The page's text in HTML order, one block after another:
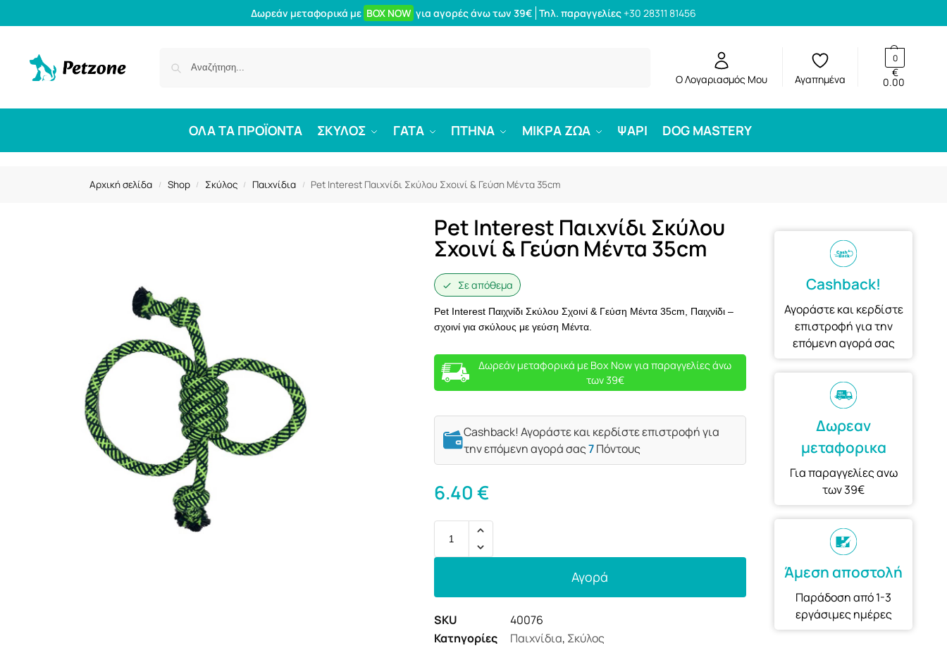
Δωρεάν μεταφορικά με BOX NOW για αγορές άνω των 39€ Τηλ. παραγγελίες +30 28311 81456
Ο Λογαριασμός Μου Αγαπημένα 0.00
€
0
ΟΛΑ ΤΑ ΠΡΟΪΟΝΤΑ ΣΚΥΛΟΣ ΓΑΤΑ ΠΤΗΝΑ ΜΙΚΡΑ ΖΩΑ ΨΑΡΙ DOG MASTERY
Αρχική σελίδα / Shop / Σκύλος / Παιχνίδια / Pet Interest Παιχνίδι Σκύλου Σχοινί & Γεύση Μέντα 35cm
Pet Interest Παιχνίδι Σκύλου
Σχοινί & Γεύση Μέντα 35cm
Σε απόθεμα
Pet Interest Παιχνίδι Σκύλου Σχοινί & Γεύση Μέντα 35cm, Παιχνίδι –
σχοινί για σκύλους με γεύση Μέντα.
Δωρεάν μεταφορικά με Box Now για παραγγελίες άνω
των 39€
Cashback! Αγοράστε και κερδίστε επιστροφή για
την επόμενη αγορά σας7Πόντους
6.40€
Αγορά
SKU
40076
Κατηγορίες
Παιχνίδια, Σκύλος
Cashback!
Αγοράστε και κερδίστε
επιστροφή για την
επόμενη αγορά σας
Δωρεαν
μεταφορικα
Για παραγγελίες ανω
των 39€
Άμεση αποστολή
Παράδοση από 1-3
εργάσιμες ημέρες